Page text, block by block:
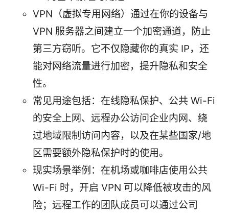
VPN（虚拟专用网络）通过在你的设备与
VPN 服务器之间建立一个加密通道，防止
第三方窃听。它不仅隐藏你的真实 IP，还
能对网络流量进行加密，提升隐私和安全
性。
常见用途包括：在线隐私保护、公共 Wi-Fi
的安全上网、远程办公访问企业内网、绕
过地域限制访问内容，以及在某些国家/地
区需要额外隐私保护时的使用。
现实场景举例：在机场或咖啡店使用公共
Wi-Fi 时，开启 VPN 可以降低被攻击的风
险；远程工作的团队成员可以通过公司